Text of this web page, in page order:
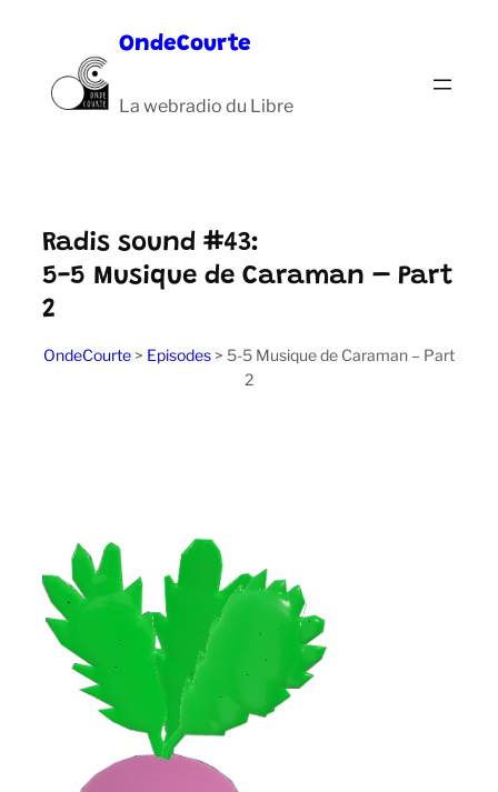
contenu
OndeCourte
La webradio du Libre
Radis sound #43:
5-5 Musique de Caraman – Part
2
OndeCourte > Episodes > 5-5 Musique de Caraman – Part
2